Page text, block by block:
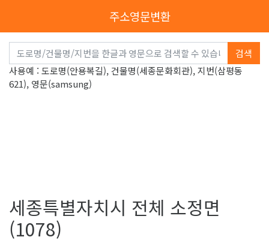
주소영문변환
검색
사용예 : 도로명(안용복길), 건물명(세종문화회관), 지번(삼평동
621), 영문(samsung)
세종특별자치시 전체 소정면
(1078)